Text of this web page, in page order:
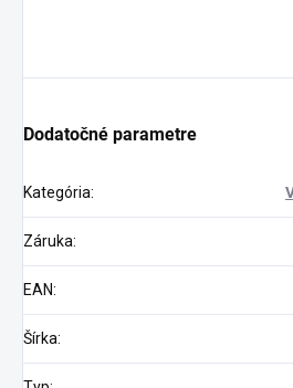
Dodatočné parametre
Kategória:
Záruka:
EAN:
Šírka: